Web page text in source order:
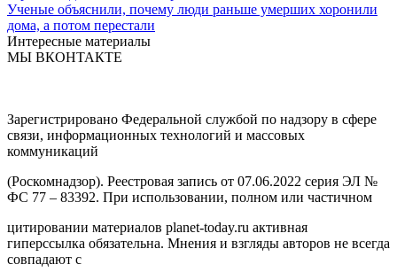
Ученые объяснили, почему люди раньше умерших хоронили
дома, а потом перестали
Интересные материалы
МЫ ВКОНТАКТЕ
Зарегистрировано Федеральной службой по надзору в сфере
связи, информационных технологий и массовых
коммуникаций
(Роскомнадзор). Реестровая запись от 07.06.2022 серия ЭЛ №
ФС 77 – 83392. При использовании, полном или частичном
цитировании материалов planet-today.ru активная
гиперссылка обязательна. Мнения и взгляды авторов не всегда
совпадают с